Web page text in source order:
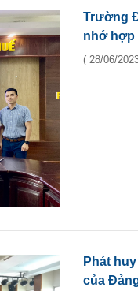
Trường
nhớ hợp
( 28/06/
Phát
của